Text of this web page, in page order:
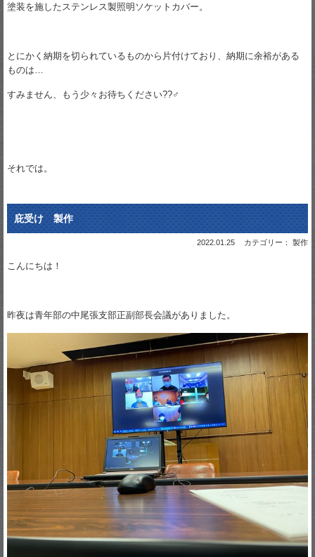
塗装を施したステンレス製照明ソケットカバー。
とにかく納期を切られているものから片付けており、納期に余裕がある
ものは…
すみません、もう少々お待ちください??‍♂️
それでは。
庇受け 製作
2022.01.25 カテゴリー： 製作
こんにちは！
昨夜は青年部の中尾張支部正副部長会議がありました。